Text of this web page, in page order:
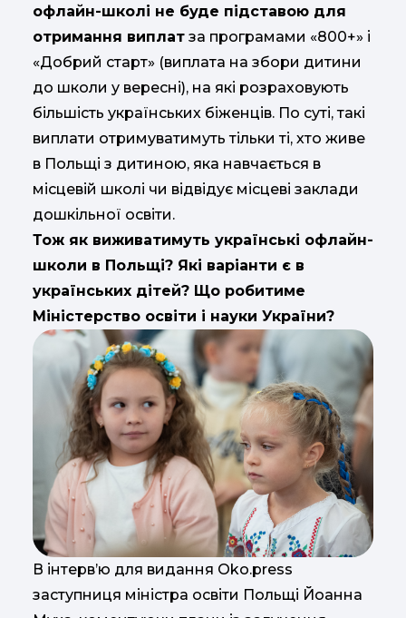
офлайн-школі не буде підставою для
отримання виплат за програмами «800+» і
«Добрий старт» (виплата на збори дитини
до школи у вересні), на які розраховують
більшість українських біженців. По суті, такі
виплати отримуватимуть тільки ті, хто живе
в Польщі з дитиною, яка навчається в
місцевій школі чи відвідує місцеві заклади
дошкільної освіти.
Тож як виживатимуть українські офлайн-
школи в Польщі? Які варіанти є в
українських дітей? Що робитиме
Міністерство освіти і науки України?
В інтерв’ю для видання Oko.press
заступниця міністра освіти Польщі Йоанна